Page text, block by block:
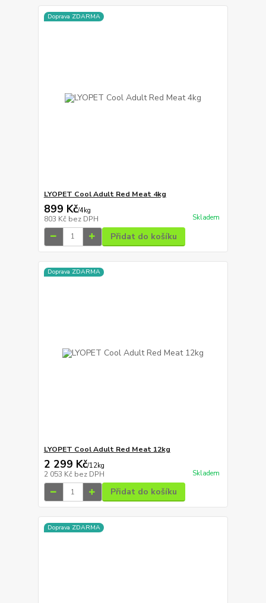
Doprava ZDARMA
LYOPET Cool Adult Red Meat 4kg
899 Kč/4kg
803 Kč bez DPH Skladem
Přidat do košíku
Doprava ZDARMA
LYOPET Cool Adult Red Meat 12kg
2 299 Kč/12kg
2 053 Kč bez DPH Skladem
Přidat do košíku
Doprava ZDARMA